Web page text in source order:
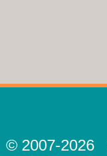
© 2007-2026